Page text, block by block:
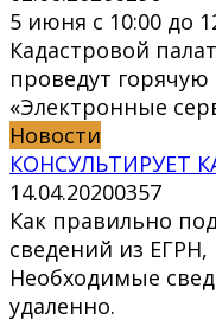
5 июня с 10:00 до
Кадастровой
проведут
«Электронные
Новости
КОНСУЛЬТИРУЕТ
14.04.20200357
Как правильно
сведений из ЕГРН,
Необходимые
удаленно.